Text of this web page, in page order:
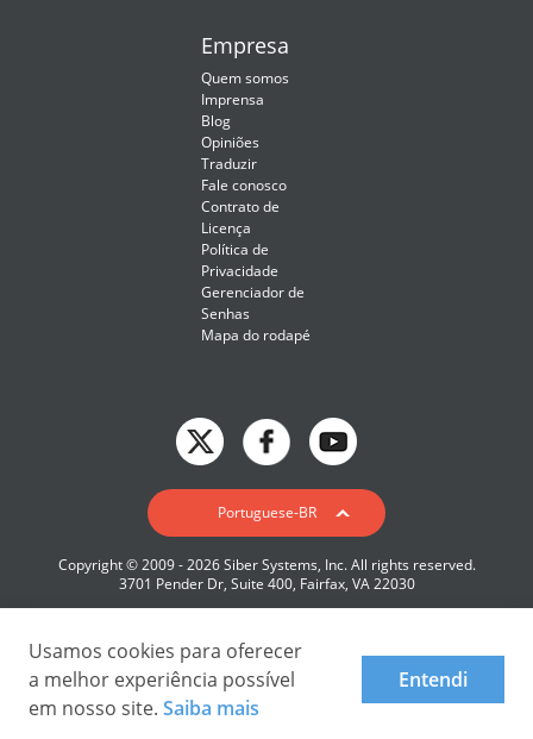
Empresa
Quem somos
Imprensa
Blog
Opiniões
Traduzir
Fale conosco
Contrato de
Licença
Política de
Privacidade
Gerenciador de
Senhas
Mapa do rodapé
Portuguese-BR
Deutsch
Español-419
Français
Italiano
日本語
Nederlands
Copyright © 2009 - 2026 Siber Systems, Inc. All rights reserved.
3701 Pender Dr, Suite 400, Fairfax, VA 22030
Usamos cookies para oferecer
a melhor experiência possível
em nosso site. Saiba mais
Entendi